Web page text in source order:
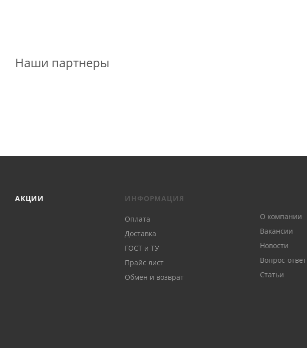
Наши партнеры
АКЦИИ ИНФОРМАЦИЯ
Оплата
Доставка
ГОСТ и ТУ
Прайс лист
Обмен и возврат
О компании
Вакансии
Новости
Вопрос-ответ
Статьи